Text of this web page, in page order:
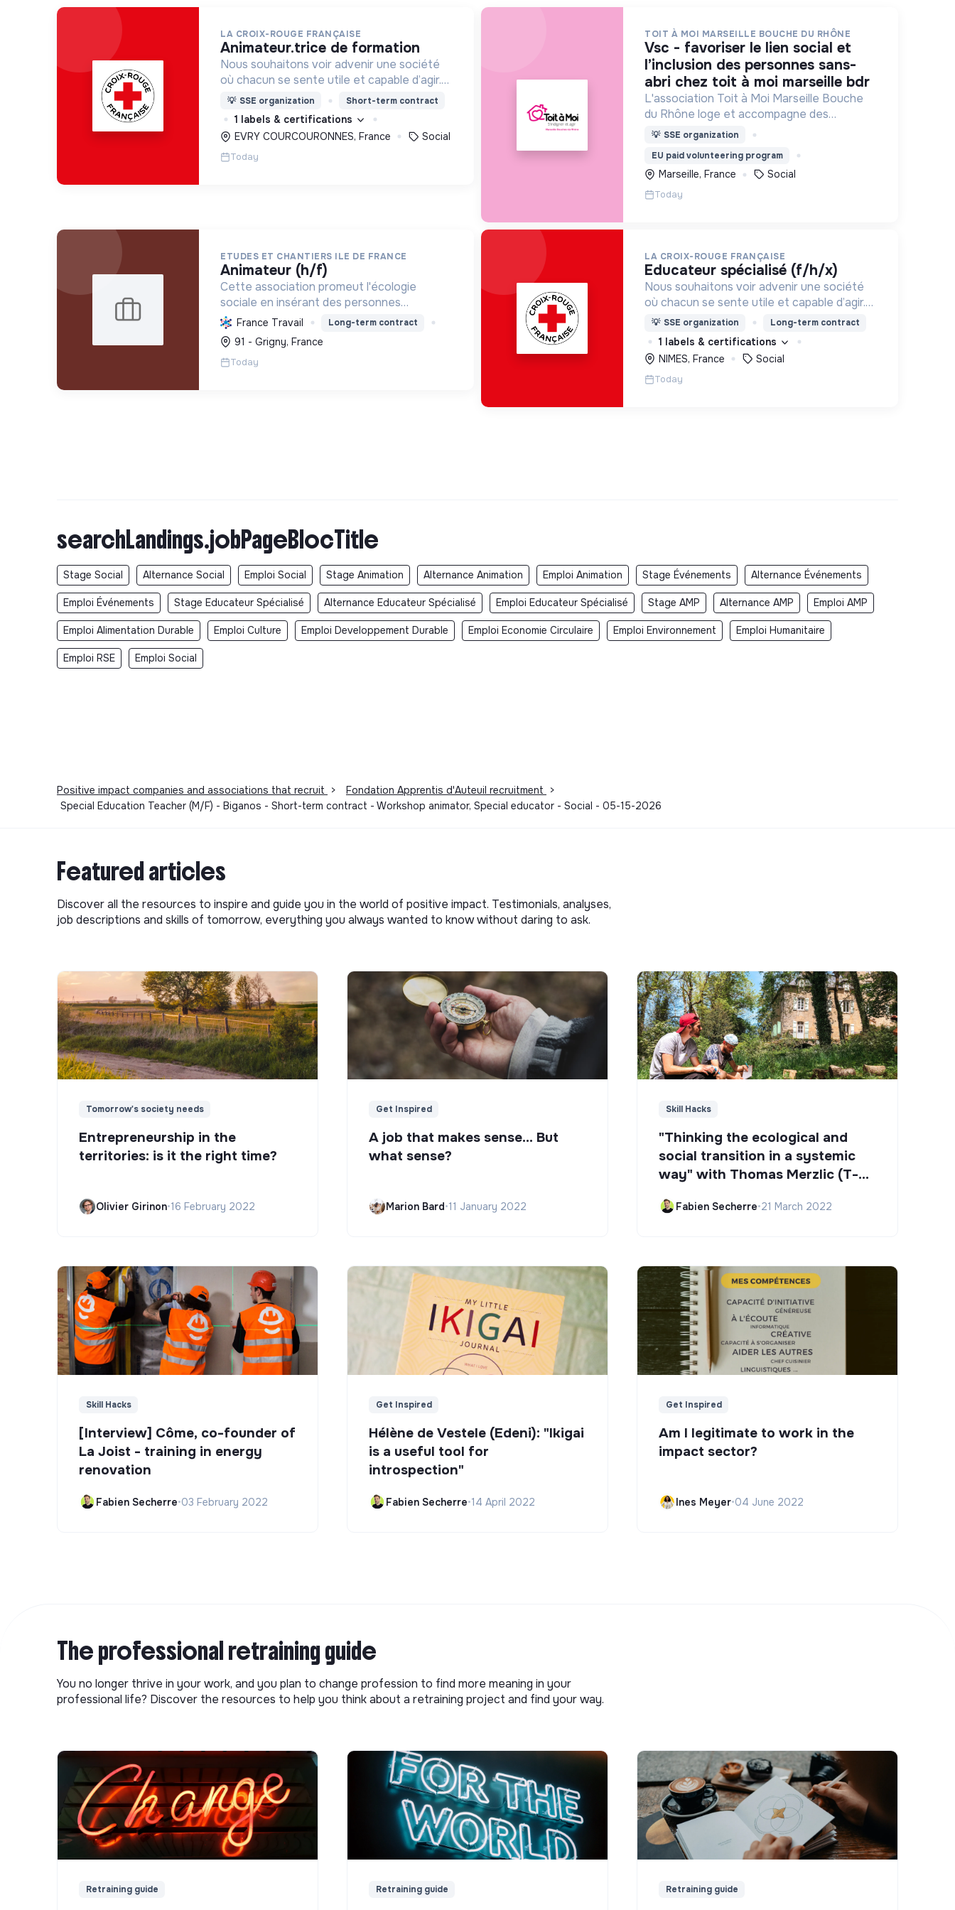
LA CROIX-ROUGE FRANÇAISE
animateur.trice de formation
Nous souhaitons voir advenir une société
où chacun se sente utile et capable d’agir.
Pour cela, nous proposons des moyens et
des lieux d’engagement innovants et
adaptés à tous.
💡 SSE organization Short-term contract
1 labels & certifications
EVRY COURCOURONNES, France
Social
Today
TOIT À MOI MARSEILLE BOUCHE DU RHÔNE
vsc - favoriser le lien social et
l’inclusion des personnes sans-
abri chez toit à moi marseille bdr
L'association Toit à Moi Marseille Bouche
du Rhône loge et accompagne des
personnes sans abris vers un avenir sans
💡 SSE organization
EU paid volunteering program
Marseille, France Social
Today
ETUDES ET CHANTIERS ILE DE FRANCE
animateur (h/f)
Cette association promeut l'écologie
sociale en insérant des personnes
vulnérables par l'emploi et des projets
d'intérêt collectif, améliorant le cadre de
vie et formant aux métiers verts, pour une
tr...
France Travail Long-term contract
91 - Grigny, France
Today
LA CROIX-ROUGE FRANÇAISE
educateur spécialisé (f/h/x)
Nous souhaitons voir advenir une société
où chacun se sente utile et capable d’agir.
Pour cela, nous proposons des moyens et
des lieux d’engagement innovants et
adaptés à tous.
💡 SSE organization Long-term contract
1 labels & certifications
NIMES, France
Social
Today
searchLandings.jobPageBlocTitle
Stage Social Alternance Social Emploi Social Stage Animation Alternance Animation Emploi Animation Stage Événements Alternance Événements
Emploi Événements Stage Educateur Spécialisé Alternance Educateur Spécialisé Emploi Educateur Spécialisé Stage AMP Alternance AMP Emploi AMP
Emploi Alimentation Durable Emploi Culture Emploi Developpement Durable Emploi Economie Circulaire Emploi Environnement Emploi Humanitaire
Emploi RSE Emploi Social
Positive impact companies and associations that recruit > Fondation Apprentis d'Auteuil recruitment
>
Special Education Teacher (M/F) - Biganos - Short-term contract - Workshop animator, Special educator - Social - 05-15-2026
Featured articles
Discover all the resources to inspire and guide you in the world of positive impact. Testimonials, analyses,
job descriptions and skills of tomorrow, everything you always wanted to know without daring to ask.
Tomorrow's society needs
Entrepreneurship in the
territories: is it the right time?
Olivier Girinon•16 February 2022
Get Inspired
A job that makes sense... But
what sense?
Marion Bard•11 January 2022
Skill Hacks
"Thinking the ecological and
social transition in a systemic
way" with Thomas Merzlic (T-
Fabien Secherre•21 March 2022
Skill Hacks
[Interview] Côme, co-founder of
La Joist - training in energy
renovation
Fabien Secherre•03 February 2022
Get Inspired
Hélène de Vestele (Edeni): "Ikigai
is a useful tool for
introspection"
Fabien Secherre•14 April 2022
Get Inspired
Am I legitimate to work in the
impact sector?
Ines Meyer•04 June 2022
The professional retraining guide
You no longer thrive in your work, and you plan to change profession to find more meaning in your
professional life? Discover the resources to help you think about a retraining project and find your way.
Retraining guide Retraining guide Retraining guide